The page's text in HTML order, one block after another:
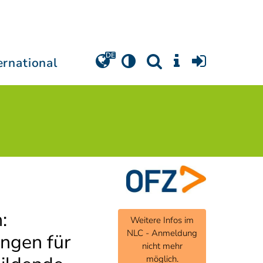
für
Weitere Infos im
NLC - Anmeldung
nicht mehr
möglich.